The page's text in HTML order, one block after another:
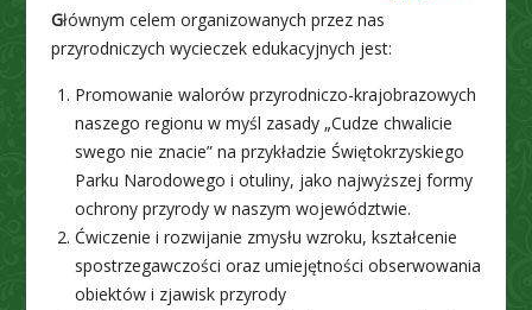
Głównym celem organizowanych przez nas
przyrodniczych wycieczek edukacyjnych jest:
Promowanie walorów przyrodniczo-krajobrazowych
naszego regionu w myśl zasady „Cudze chwalicie
swego nie znacie” na przykładzie Świętokrzyskiego
Parku Narodowego i otuliny, jako najwyższej formy
ochrony przyrody w naszym województwie.
Ćwiczenie i rozwijanie zmysłu wzroku, kształcenie
spostrzegawczości oraz umiejętności obserwowania
obiektów i zjawisk przyrody